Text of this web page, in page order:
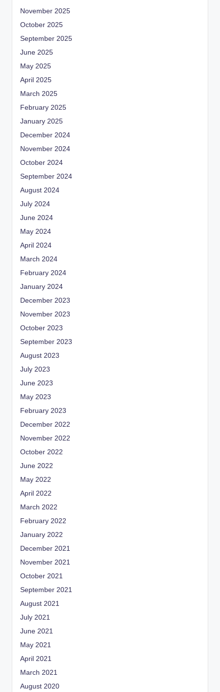
November 2025
October 2025
September 2025
June 2025
May 2025
April 2025
March 2025
February 2025
January 2025
December 2024
November 2024
October 2024
September 2024
August 2024
July 2024
June 2024
May 2024
April 2024
March 2024
February 2024
January 2024
December 2023
November 2023
October 2023
September 2023
August 2023
July 2023
June 2023
May 2023
February 2023
December 2022
November 2022
October 2022
June 2022
May 2022
April 2022
March 2022
February 2022
January 2022
December 2021
November 2021
October 2021
September 2021
August 2021
July 2021
June 2021
May 2021
April 2021
March 2021
August 2020